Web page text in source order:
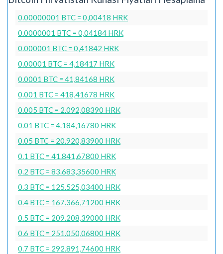
0.00000001 BTC = 0,00418 HRK
0.0000001 BTC = 0,04184 HRK
0.000001 BTC = 0,41842 HRK
0.00001 BTC = 4,18417 HRK
0.0001 BTC = 41,84168 HRK
0.001 BTC = 418,41678 HRK
0.005 BTC = 2.092,08390 HRK
0.01 BTC = 4.184,16780 HRK
0.05 BTC = 20.920,83900 HRK
0.1 BTC = 41.841,67800 HRK
0.2 BTC = 83.683,35600 HRK
0.3 BTC = 125.525,03400 HRK
0.4 BTC = 167.366,71200 HRK
0.5 BTC = 209.208,39000 HRK
0.6 BTC = 251.050,06800 HRK
0.7 BTC = 292.891,74600 HRK